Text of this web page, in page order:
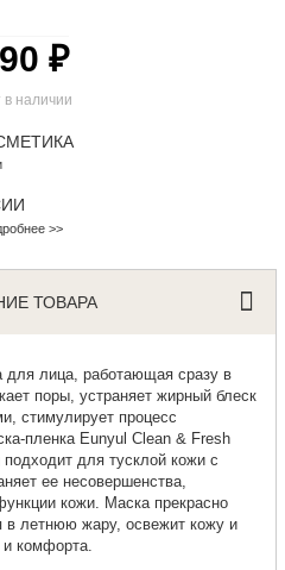
в наличии
₽
>>
ТОВАРА
для лица, работающая сразу в
поры, устраняет жирный блеск
стимулирует процесс
пленка Eunyul Clean & Fresh
подходит для тусклой кожи с
ее несовершенства,
кожи. Маска прекрасно
в летнюю жару, освежит кожу и
и комфорта.